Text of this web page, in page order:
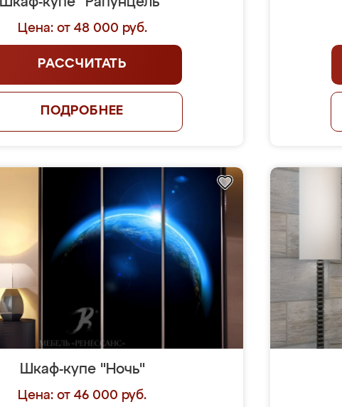
Цена: от 48 000 руб.
РАССЧИТАТЬ
ПОДРОБНЕЕ
Шкаф-купе "Ночь"
Цена: от 46 000 руб.